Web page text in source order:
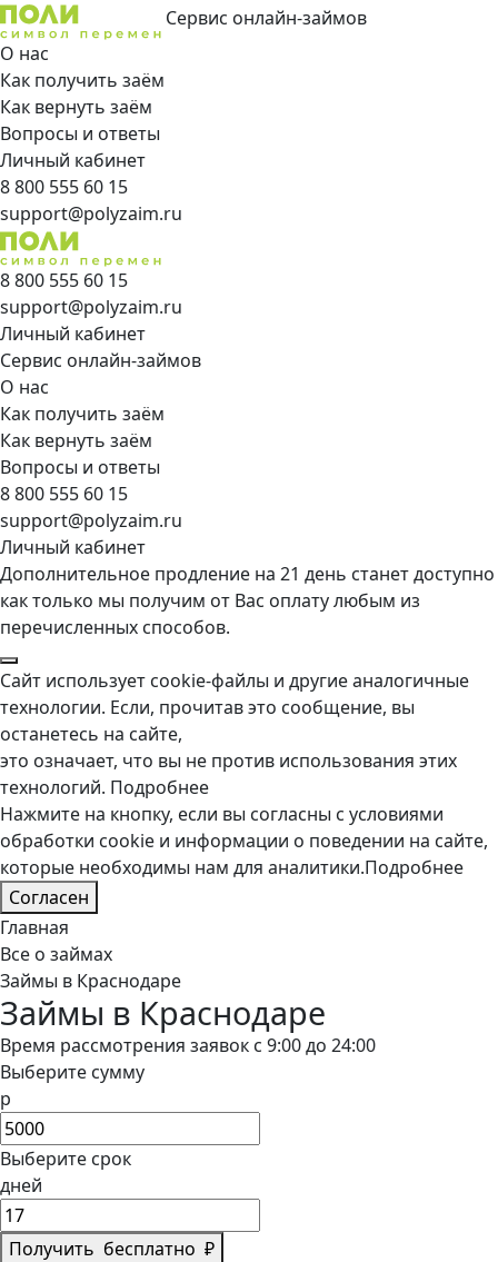
Сервис онлайн-займов
О нас
Как получить заём
Как вернуть заём
Вопросы и ответы
Личный кабинет
8 800 555 60 15
support@polyzaim.ru
8 800 555 60 15
support@polyzaim.ru
Личный кабинет
Сервис онлайн-займов
О нас
Как получить заём
Как вернуть заём
Вопросы и ответы
8 800 555 60 15
support@polyzaim.ru
Личный кабинет
Дополнительное продление на 21 день станет доступно
как только мы получим от Вас оплату любым из
перечисленных способов.
Сайт использует cookie-файлы и другие аналогичные
технологии. Если, прочитав это сообщение, вы
останетесь на сайте,
это означает, что вы не против использования этих
технологий. Подробнее
Нажмите на кнопку, если вы согласны с условиями
обработки cookie и информации о поведении на сайте,
которые необходимы нам для аналитики.Подробнее
Согласен
Главная
Все о займах
Займы в Краснодаре
Займы в Краснодаре
Время рассмотрения заявок с 9:00 до 24:00
Выберите сумму
р
Выберите срок
дней
Получить бесплатно ₽